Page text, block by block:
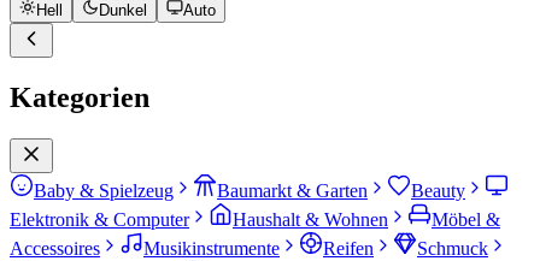
Hell Dunkel Auto
Kategorien
Baby & Spielzeug Baumarkt & Garten
Beauty
Elektronik & Computer
Haushalt & Wohnen
Möbel &
Accessoires
Musikinstrumente Reifen
Schmuck